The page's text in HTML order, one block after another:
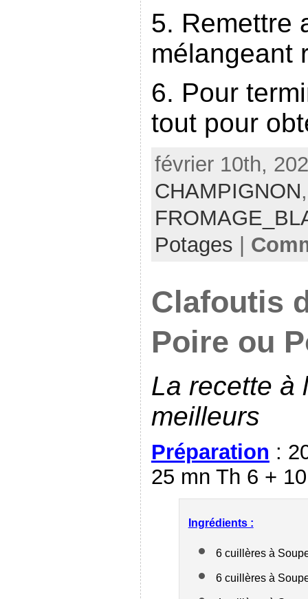
5. Remettre
mélangeant
6. Pour
tout pour
février 10th,
CHAMPIGNON
Potages |
Clafoutis
Poire ou
La recette à
meilleurs
Préparation :
25 mn Th 6 +
Ingrédients :
6 cuillères à
6 cuillères à